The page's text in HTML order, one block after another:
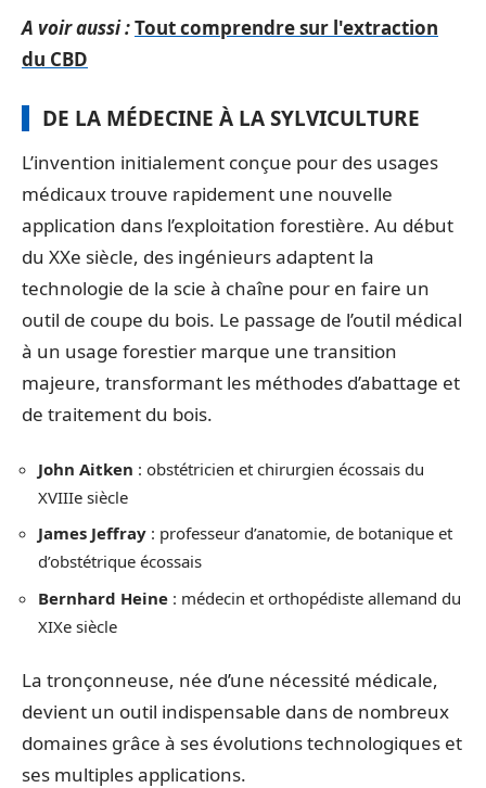
A voir aussi :Tout comprendre sur l'extraction
du CBD
DE LA MÉDECINE À LA SYLVICULTURE
L’invention initialement conçue pour des usages
médicaux trouve rapidement une nouvelle
application dans l’exploitation forestière. Au début
du XXe siècle, des ingénieurs adaptent la
technologie de la scie à chaîne pour en faire un
outil de coupe du bois. Le passage de l’outil médical
à un usage forestier marque une transition
majeure, transformant les méthodes d’abattage et
de traitement du bois.
John Aitken : obstétricien et chirurgien écossais du
XVIIIe siècle
James Jeffray : professeur d’anatomie, de botanique et
d’obstétrique écossais
Bernhard Heine : médecin et orthopédiste allemand du
XIXe siècle
La tronçonneuse, née d’une nécessité médicale,
devient un outil indispensable dans de nombreux
domaines grâce à ses évolutions technologiques et
ses multiples applications.